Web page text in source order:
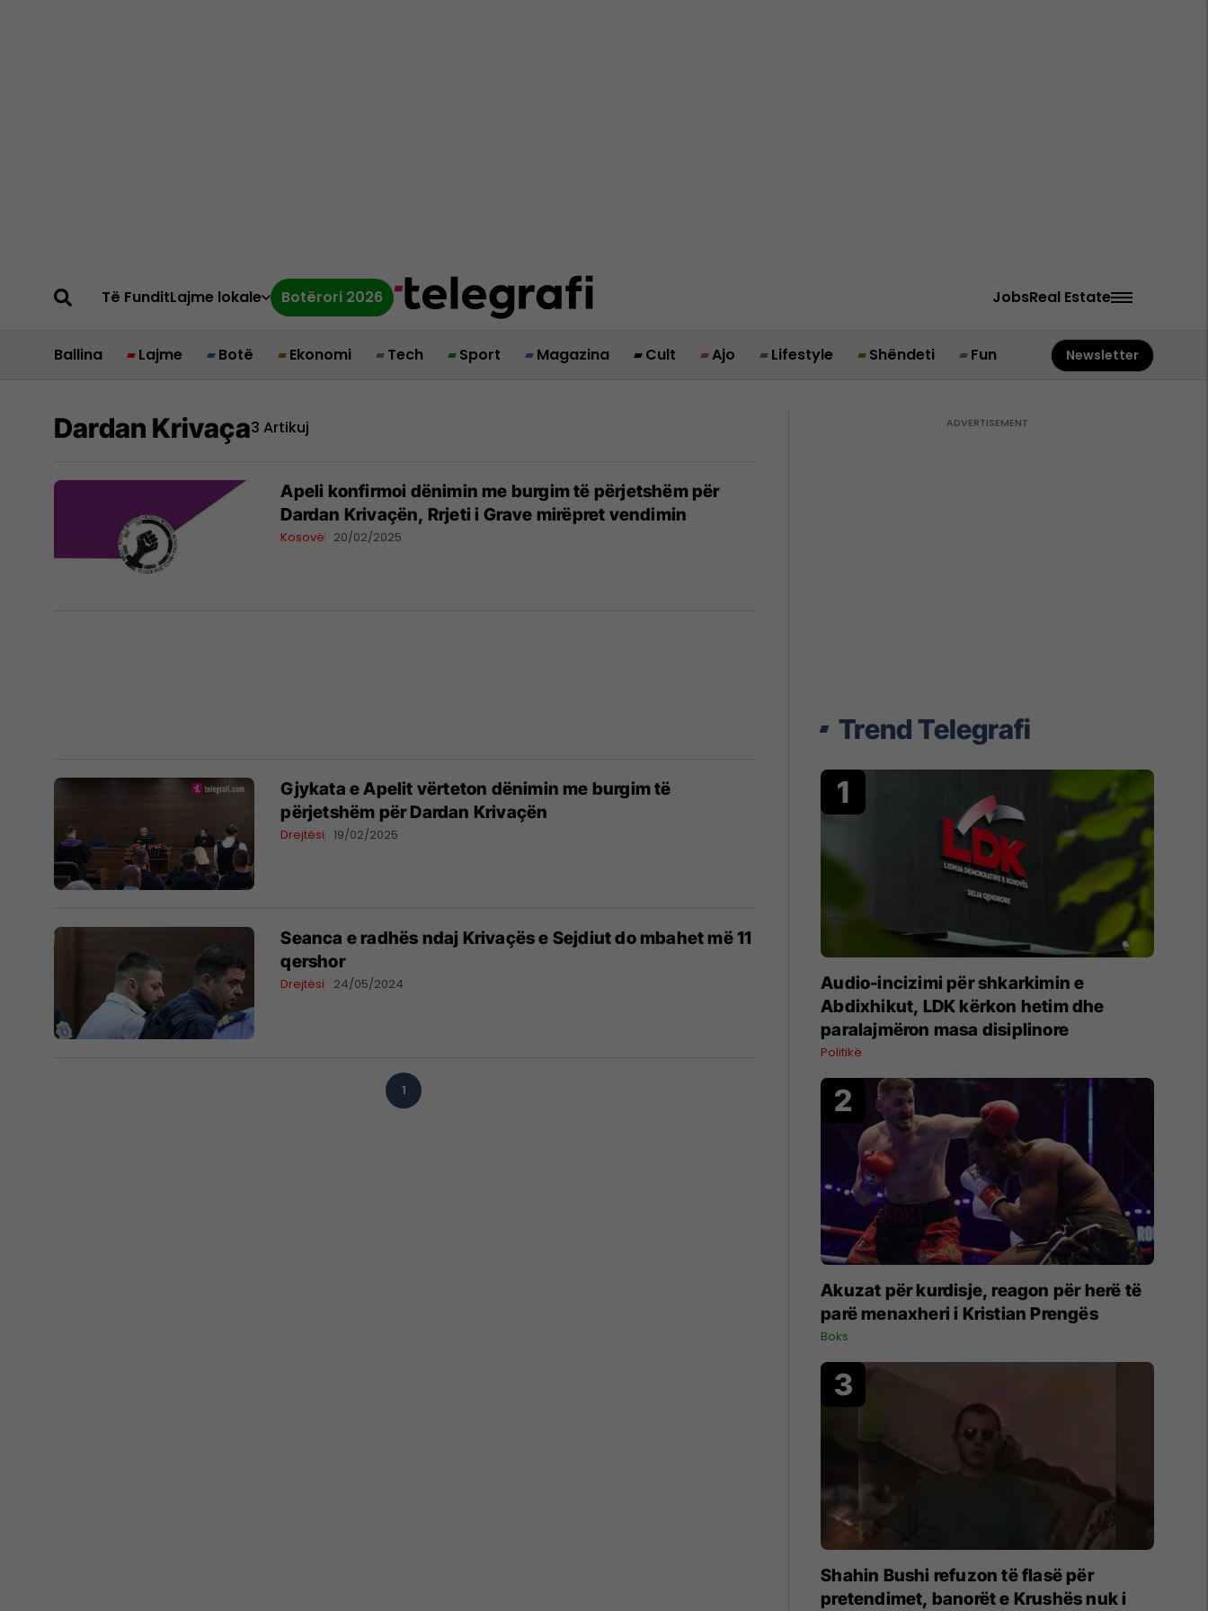
Të FunditLajme lokale Botërori 2026 JobsReal Estate
Ballina Lajme Botë Ekonomi Tech Sport Magazina Cult Ajo Lifestyle Shëndeti Fun Newsletter
Dardan Krivaça3 Artikuj
Apeli konfirmoi dënimin me burgim të përjetshëm për
Dardan Krivaçën, Rrjeti i Grave mirëpret vendimin
Kosovë 20/02/2025
Gjykata e Apelit vërteton dënimin me burgim të
përjetshëm për Dardan Krivaçën
Drejtësi 19/02/2025
Seanca e radhës ndaj Krivaçës e Sejdiut do mbahet më 11
qershor
Drejtësi 24/05/2024
1
Trend Telegrafi
Audio-incizimi për shkarkimin e
Abdixhikut, LDK kërkon hetim dhe
paralajmëron masa disiplinore
Politikë
Akuzat për kurdisje, reagon për herë të
parë menaxheri i Kristian Prengës
Boks
Shahin Bushi refuzon të flasë për
pretendimet, banorët e Krushës nuk i